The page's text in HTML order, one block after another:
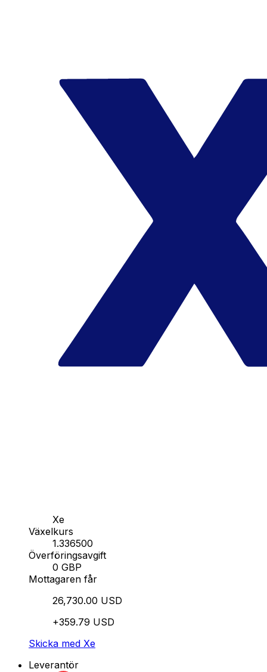
Xe
Växelkurs
1.336500
Överföringsavgift
0 GBP
Mottagaren får
26,730.00 USD
+359.79 USD
Skicka med Xe
Leverantör